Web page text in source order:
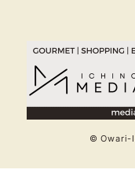
© Owari-